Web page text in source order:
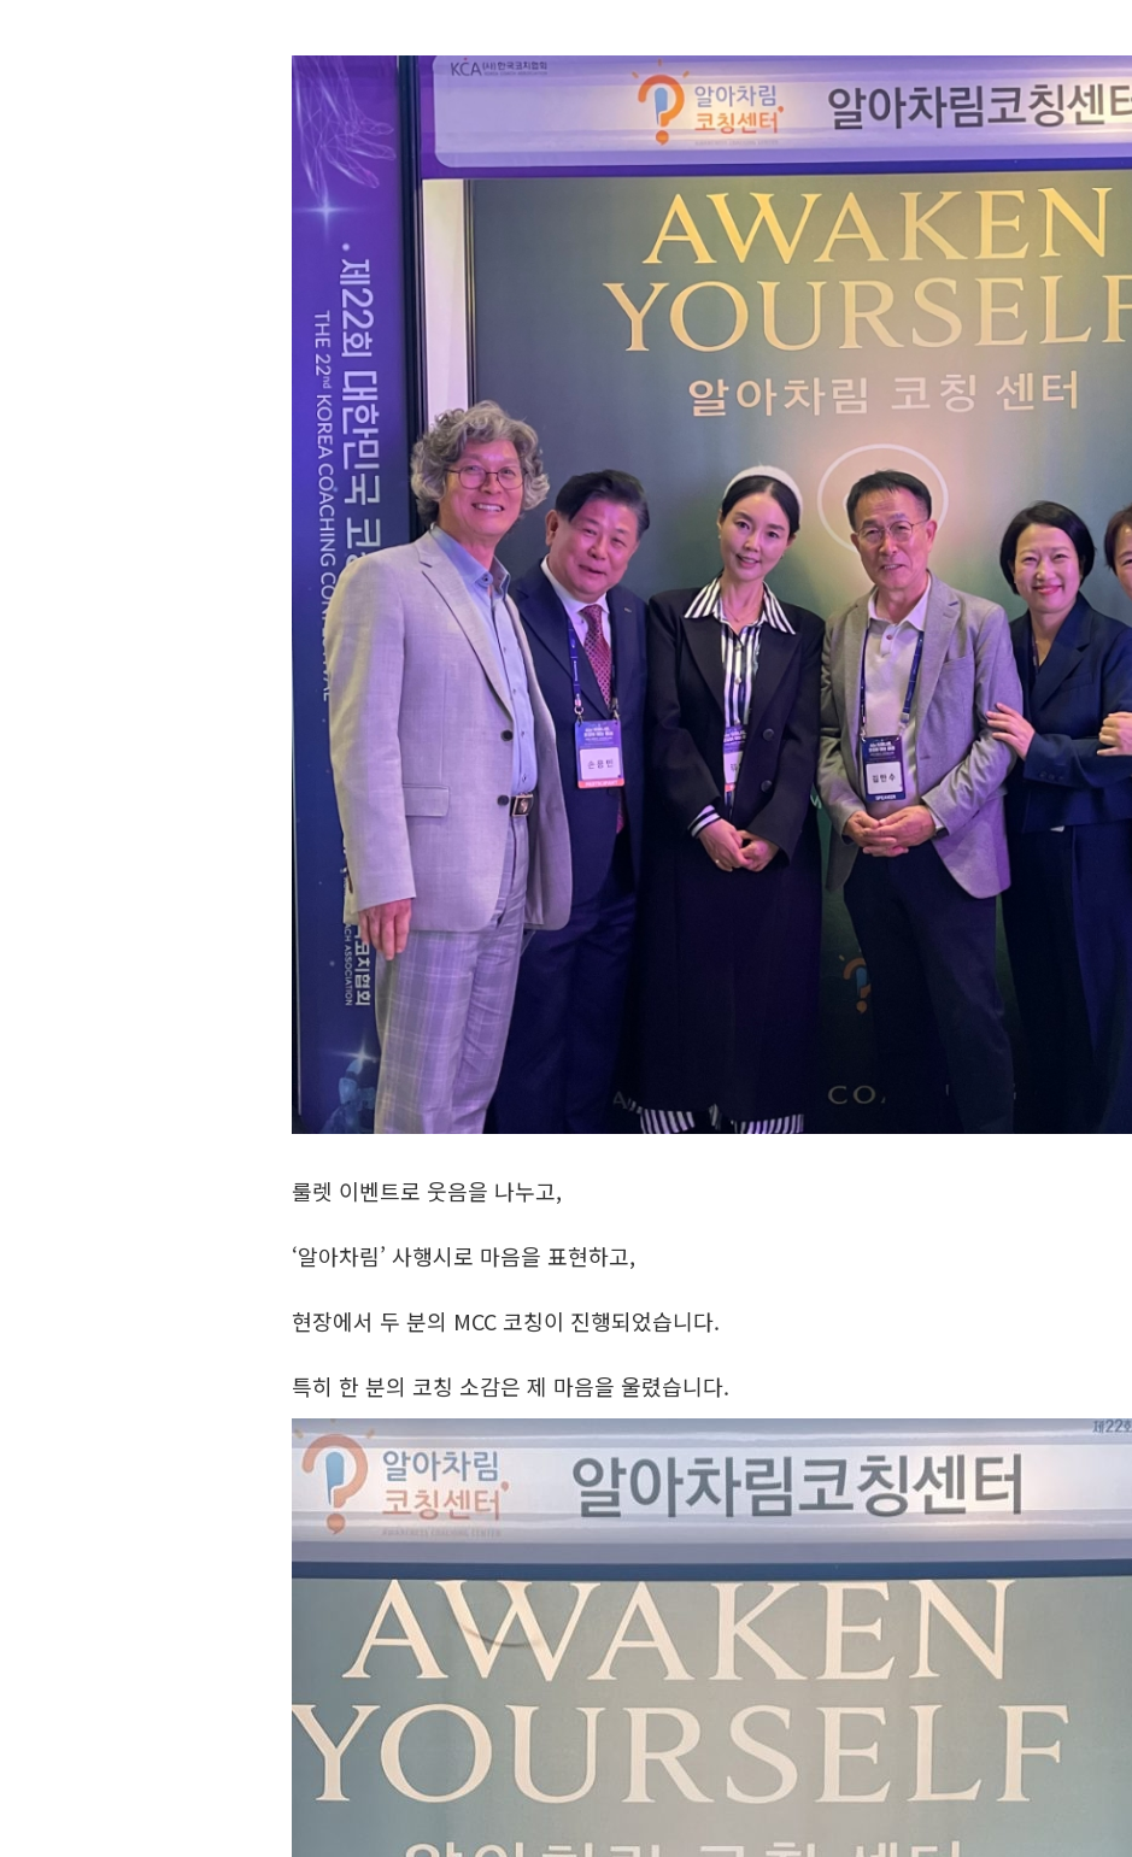
룰렛 이벤트로 웃음을 나누고,
‘알아차림’ 사행시로 마음을 표현하고,
현장에서 두 분의 MCC 코칭이 진행되었습니다.
특히 한 분의 코칭 소감은 제 마음을 울렸습니다.